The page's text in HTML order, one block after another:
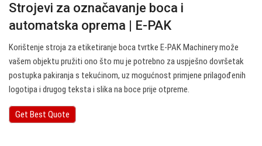
Strojevi za označavanje boca i
automatska oprema | E-PAK
Korištenje stroja za etiketiranje boca tvrtke E-PAK Machinery može
vašem objektu pružiti ono što mu je potrebno za uspješno dovršetak
postupka pakiranja s tekućinom, uz mogućnost primjene prilagođenih
logotipa i drugog teksta i slika na boce prije otpreme.
Get Best Quote